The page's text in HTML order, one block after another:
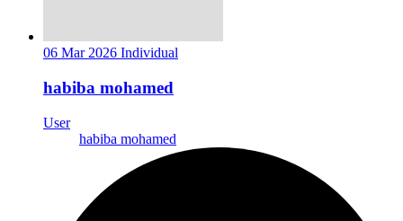
06 Mar 2026 Individual
habiba mohamed
User
habiba mohamed